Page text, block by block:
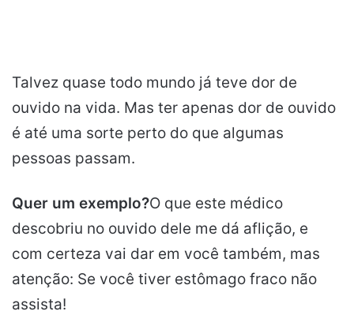
Talvez quase todo mundo já teve dor de
ouvido na vida. Mas ter apenas dor de ouvido
é até uma sorte perto do que algumas
pessoas passam.
Quer um exemplo?O que este médico
descobriu no ouvido dele me dá aflição, e
com certeza vai dar em você também, mas
atenção: Se você tiver estômago fraco não
assista!